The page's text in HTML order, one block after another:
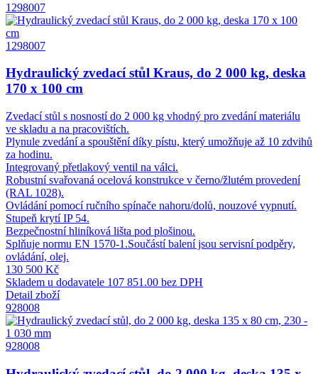
1298007
1298007
Hydraulický zvedací stůl Kraus, do 2 000 kg, deska
170 x 100 cm
Zvedací stůl s nosností do 2 000 kg vhodný pro zvedání materiálu
ve skladu a na pracovištích.
Plynule zvedání a spouštění díky pístu, který umožňuje až 10 zdvihů
za hodinu.
Integrovaný přetlakový ventil na válci.
Robustní svařovaná ocelová konstrukce v černo/žlutém provedení
(RAL 1028).
Ovládání pomocí ručního spínače nahoru/dolů, nouzové vypnutí.
Stupeň krytí IP 54.
Bezpečnostní hliníková lišta pod plošinou.
Splňuje normu EN 1570-1.Součástí balení jsou servisní podpěry,
ovládání, olej.
130 500 Kč
Skladem u dodavatele 107 851.00 bez DPH
Detail zboží
928008
928008